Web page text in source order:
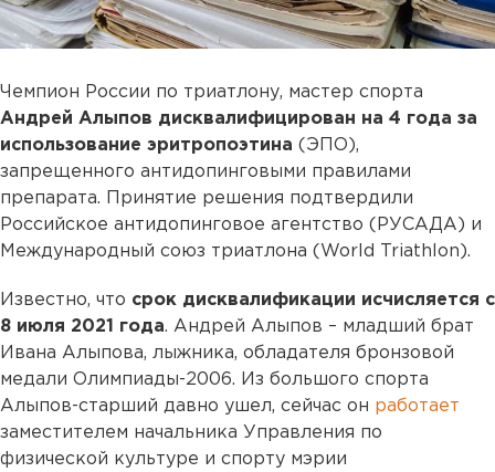
Чемпион России по триатлону, мастер спорта
Андрей Алыпов дисквалифицирован на 4 года за
использование эритропоэтина (ЭПО),
запрещенного антидопинговыми правилами
препарата. Принятие решения подтвердили
Российское антидопинговое агентство (РУСАДА) и
Международный союз триатлона (World Triathlon).
Известно, что срок дисквалификации исчисляется с
8 июля 2021 года. Андрей Алыпов – младший брат
Ивана Алыпова, лыжника, обладателя бронзовой
медали Олимпиады-2006. Из большого спорта
Алыпов-старший давно ушел, сейчас он работает
заместителем начальника Управления по
физической культуре и спорту мэрии